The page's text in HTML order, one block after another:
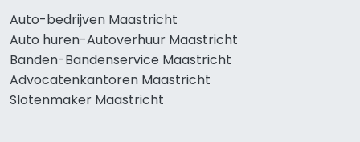
Auto-bedrijven Maastricht
Auto huren-Autoverhuur Maastricht
Banden-Bandenservice Maastricht
Advocatenkantoren Maastricht
Slotenmaker Maastricht